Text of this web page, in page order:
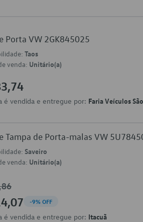
Porta VW 2GK845025
Taos
venda: Unitário(a)
é vendida e entregue por: Faria Veículos
Tampa de Porta-malas VW
Saveiro
venda: Unitário(a)
-9% OFF
é vendida e entregue por: Itacuã